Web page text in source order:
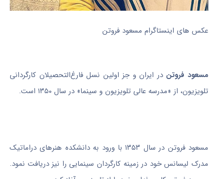
عکس های اینستاگرام مسعود فروتن
مسعود فروتن در ایران و جز اولین نسل فارغ‌التحصیلان کارگردانی
تلویزیون، از «مدرسه عالی تلویزیون و سینما» در سال ۱۳۵۰ است.
مسعود فروتن در سال ١٣۵٣ با ورود به دانشکده هنرهای دراماتیک
مدرک لیسانس خود در زمینه کارگردان سینمایی را نیز دریافت نمود.